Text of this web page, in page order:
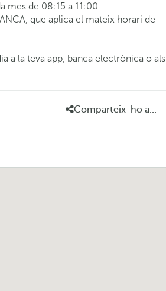
mes de 08:15 a 11:00
que aplica el mateix horari de
a la teva app, banca electrònica o als
Comparteix-ho a...